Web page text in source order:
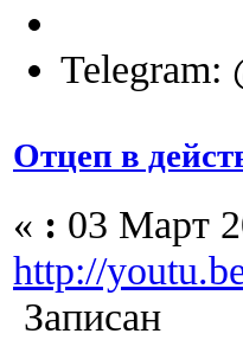
Telegram:
Отцеп в
« : 03 Март
http://
Записан